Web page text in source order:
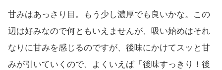
甘みはあっさり目。もう少し濃厚でも良いかな。この
辺は好みなので何ともいえませんが、吸い始めはそれ
なりに甘みを感じるのですが、後味にかけてスッと甘
みが引いていくので、よくいえば「後味すっきり！後